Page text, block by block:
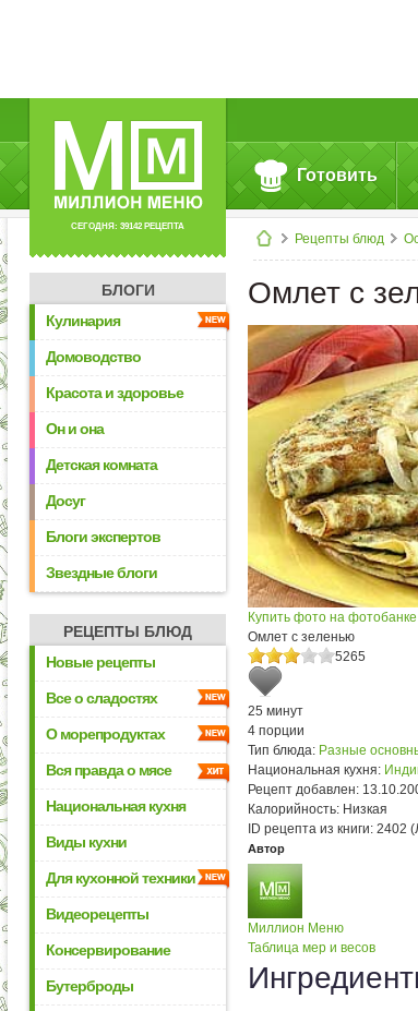
СЕГОДНЯ: 39142 РЕЦЕПТА
Готовить
Рецепты блюд
БЛОГИ
Кулинария
Домоводство
Красота и здоровье
Он и она
Детская комната
Досуг
Блоги экспертов
Звездные блоги
РЕЦЕПТЫ БЛЮД
Новые рецепты
Все о сладостях
О морепродуктах
Вся правда о мясе
Национальная кухня
Виды кухни
Для кухонной техники
Видеорецепты
Консервирование
Бутерброды
Омлет с
Купить фото на фотобанке
Омлет с зеленью
5265
25 минут
4 порции
Тип блюда: Разные
Национальная кухня:
Рецепт добавлен:
Калорийность: Низкая
ID рецепта из книги: 2402
Автор
Миллион Меню
Таблица мер и весов